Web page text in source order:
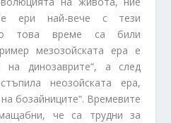
ери най-вече с тези
това време са били
мезозойската ера е
на динозаврите“, а след
неозойската ера,
бозайниците“. Времевите
че са трудни за